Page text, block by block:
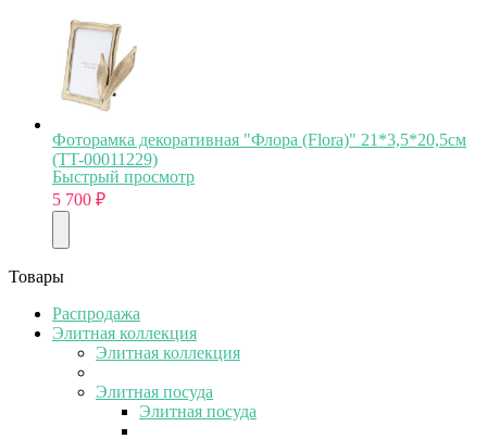
Фоторамка декоративная "Флора (Flora)" 21*3,5*20,5см
(TT-00011229)
Быстрый просмотр
5 700 ₽
Товары
Распродажа
Элитная коллекция
Элитная коллекция
Элитная посуда
Элитная посуда